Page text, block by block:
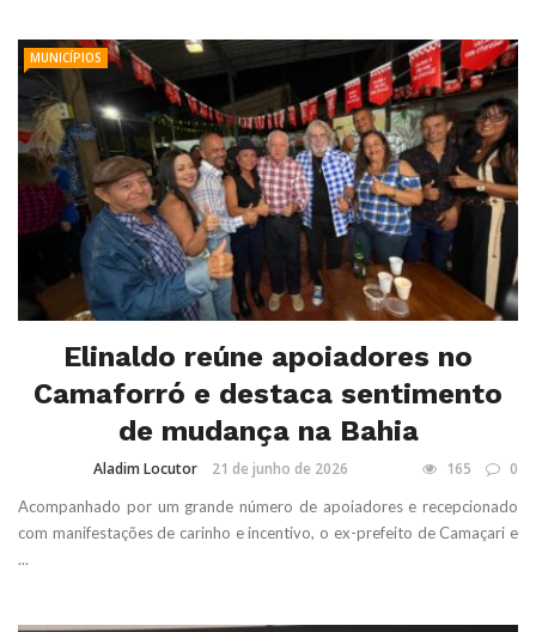
MUNICÍPIOS
Elinaldo reúne apoiadores no
Camaforró e destaca sentimento
de mudança na Bahia
Aladim Locutor 21 de junho de 2026 165 0
Acompanhado por um grande número de apoiadores e recepcionado
com manifestações de carinho e incentivo, o ex-prefeito de Camaçari e
...